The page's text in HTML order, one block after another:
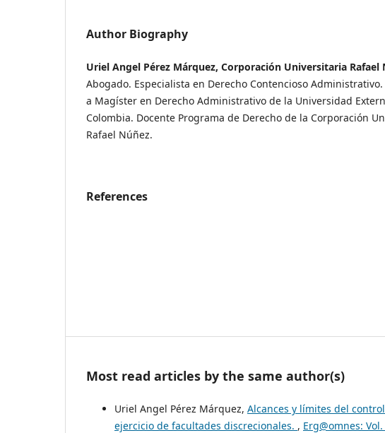
Author Biography
Uriel Angel Pérez Márquez, Corporación Universitaria Rafael
Abogado. Especialista en Derecho Contencioso
a Magíster en Derecho Administrativo de la Universidad
Colombia. Docente Programa de Derecho de la Corporación
Rafael Núñez.
References
Most read articles by the same author(s)
Uriel Angel Pérez Márquez, Alcances y límites del
ejercicio de facultades discrecionales. , Erg@omnes: